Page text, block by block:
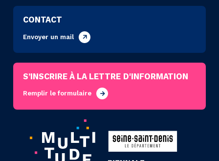
CONTACT
Envoyer un mail
S’INSCRIRE À LA LETTRE D'INFORMATION
Remplir le formulaire